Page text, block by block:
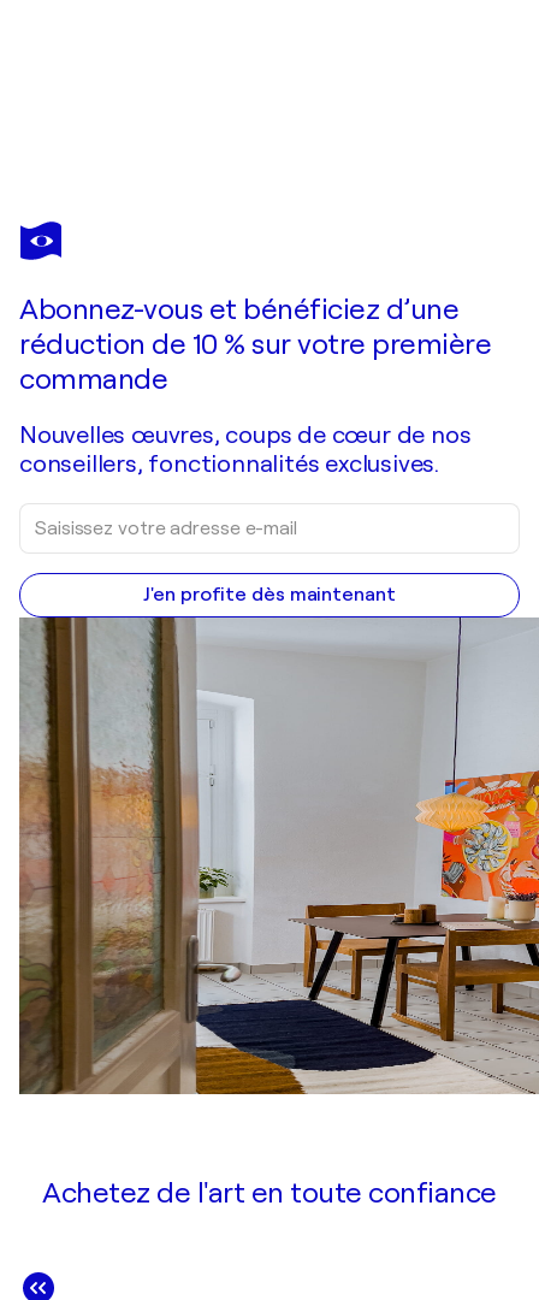
MARKUS EISELE
Hello america
Abonnez-vous et bénéficiez d’une
réduction de 10 % sur votre première
commande
Nouvelles œuvres, coups de cœur de nos
conseillers, fonctionnalités exclusives.
J'en profite dès maintenant
Achetez de l'art en toute confiance